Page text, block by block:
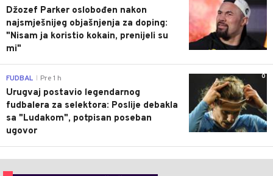
Džozef Parker oslobođen nakon
najsmješnijeg objašnjenja za doping:
"Nisam ja koristio kokain, prenijeli su
mi"
0
FUDBAL Pre 1 h
Urugvaj postavio legendarnog
fudbalera za selektora: Poslije debakla
sa "Ludakom", potpisan poseban
ugovor